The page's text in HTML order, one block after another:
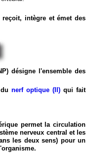
reçoit, intègre et émet des
désigne l'ensemble des
nerf optique (II) qui fait
permet la circulation
nerveux central et les
les deux sens) pour un